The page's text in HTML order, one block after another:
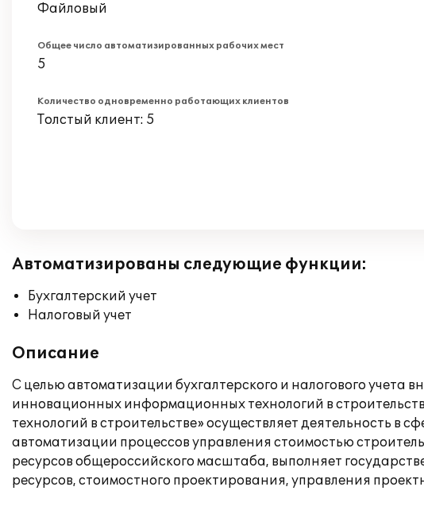
Файловый
Общее число автоматизированных рабочих мест
5
Количество одновременно работающих клиентов
Толстый клиент: 5
Автоматизированы следующие функции:
Бухгалтерский учет
Налоговый учет
Описание
С целью автоматизации бухгалтерского и налогового
инновационных информационных технологий в
технологий в строительстве» осуществляет деятельность в
автоматизации процессов управления стоимостью
ресурсов общероссийского масштаба, выполняет
ресурсов, стоимостного проектирования, управления